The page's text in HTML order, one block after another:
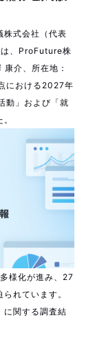
株式会社（代表
は、ProFuture株
介、所在地：
における2027年
動」および「就
様化が進み、27
れています。
に関する調査結